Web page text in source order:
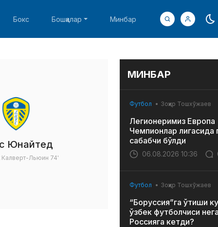
Бокс Бошқалар Минбар
Юнайтед
Льюин 74'
МИНБАР
Футбол Зоҳир Тошхўжаев
Легионеримиз Европа
Чемпионлар лигасида
сабабчи бўлди
06.08.2026 10:36
Футбол Зоҳир Тошхўжаев
“Боруссия”га ўтиши
ўзбек футболчиси
Россияга кетди?